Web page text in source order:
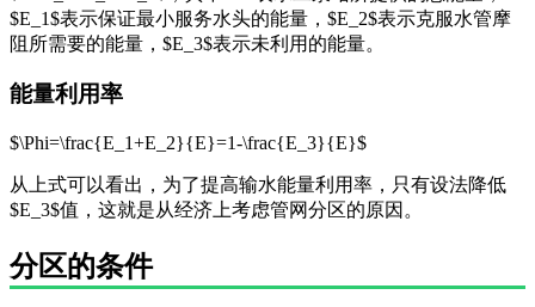
$E_1$表示保证最小服务水头的能量，$E_2$表示克服水管摩
阻所需要的能量，$E_3$表示未利用的能量。
能量利用率
$\Phi=\frac{E_1+E_2}{E}=1-\frac{E_3}{E}$
从上式可以看出，为了提高输水能量利用率，只有设法降低
$E_3$值，这就是从经济上考虑管网分区的原因。
分区的条件